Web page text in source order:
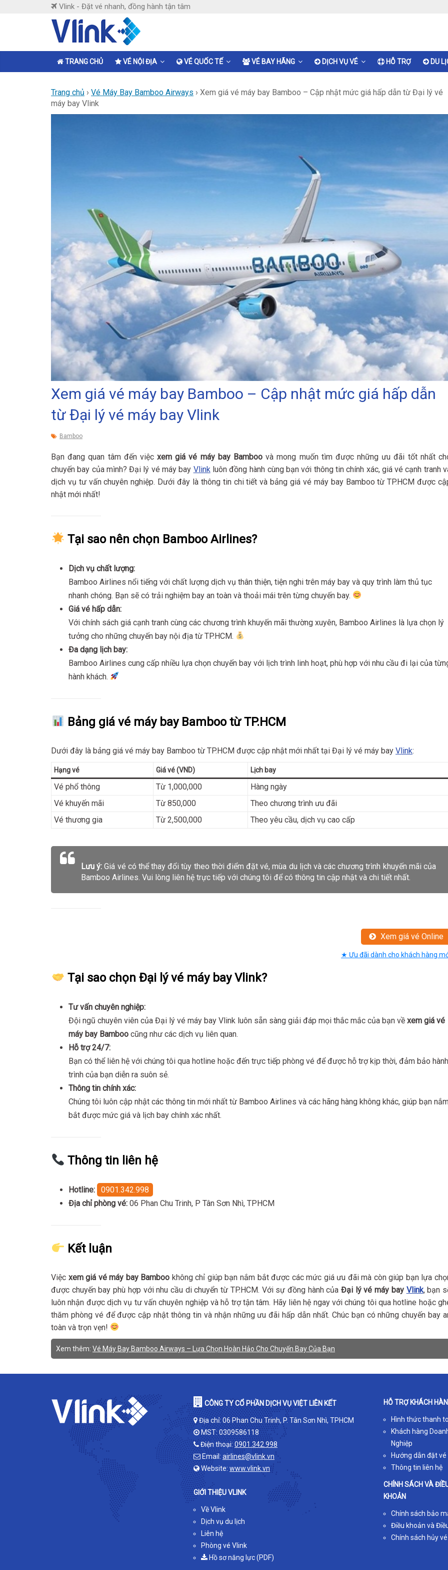
Vlink - Đặt vé nhanh, đồng hành tận tâm
Vlink
Đặt
vé
đồng
hành
TRANG CHỦ VÉ NỘI ĐỊA VÉ QUỐC TẾ VÉ BAY HÃNG DỊCH VỤ VÉ HỖ TRỢ DU
Trang chủ › Vé Máy Bay Bamboo Airways › Xem giá vé máy bay Bamboo – Cập nhật mức giá hấp dẫn từ Đại lý vé
máy bay Vlink
Xem giá vé máy bay Bamboo – Cập nhật mức giá hấp dẫn
từ Đại lý vé máy bay Vlink
Bamboo
Bạn đang quan tâm đến việcxem giá vé máy bay Bamboo và mong muốn tìm được những ưu đãi tốt nhất
chuyến bay của mình? Đại lý vé máy bay Vlinkluôn đồng hành cùng bạn với thông tin chính xác, giá vé cạnh tranh
dịch vụ tư vấn chuyên nghiệp. Dưới đây là thông tin chi tiết và bảng giá vé máy bay Bamboo từ TP.HCM được
nhật mới nhất!
Tại sao nên chọn Bamboo Airlines?
Dịch vụ chất lượng:
Bamboo Airlines nổi tiếng với chất lượng dịch vụ thân thiện, tiện nghi trên máy bay và quy trình làm thủ tục
nhanh chóng. Bạn sẽ có trải nghiệm bay an toàn và thoải mái trên từng chuyến bay.
Giá vé hấp dẫn:
Với chính sách giá cạnh tranh cùng các chương trình khuyến mãi thường xuyên, Bamboo Airlines là lựa chọn lý
tưởng cho những chuyến bay nội địa từ TP.HCM.
Đa dạng lịch bay:
Bamboo Airlines cung cấp nhiều lựa chọn chuyến bay với lịch trình linh hoạt, phù hợp với nhu cầu đi lại của
hành khách.
Bảng giá vé máy bay Bamboo từ TP.HCM
Dưới đây là bảng giá vé máy bay Bamboo từ TP.HCM được cập nhật mới nhất tại Đại lý vé máy bay Vlink:
Hạng vé Giá vé (VND) Lịch bay
Vé phổ thông Từ 1,000,000
Hàng ngày
Vé khuyến mãi
Từ 850,000
Theo chương trình ưu đãi
Vé thương gia
Từ 2,500,000 Theo yêu cầu, dịch vụ cao cấp
Lưu ý: Giá vé có thể thay đổi tùy theo thời điểm đặt vé, mùa du lịch và các chương trình khuyến mãi của
Bamboo Airlines. Vui lòng liên hệ trực tiếp với chúng tôi để có thông tin cập nhật và chi tiết nhất.
Xem giá vé Online
★ Ưu đãi dành cho khách hàng
Tại sao chọn Đại lý vé máy bay Vlink?
Tư vấn chuyên nghiệp:
Đội ngũ chuyên viên của Đại lý vé máy bay Vlink luôn sẵn sàng giải đáp mọi thắc mắc của bạn về xem giá vé
máy bay Bamboo cũng như các dịch vụ liên quan.
Hỗ trợ 24/7:
Bạn có thể liên hệ với chúng tôi qua hotline hoặc đến trực tiếp phòng vé để được hỗ trợ kịp thời, đảm bảo hành
trình của bạn diễn ra suôn sẻ.
Thông tin chính xác:
Chúng tôi luôn cập nhật các thông tin mới nhất từ Bamboo Airlines và các hãng hàng không khác, giúp bạn
bắt được mức giá và lịch bay chính xác nhất.
Thông tin liên hệ
Hotline:
0901.342.998
Địa chỉ phòng vé: 06 Phan Chu Trinh, P Tân Sơn Nhì, TPHCM
Kết luận
Việc xem giá vé máy bay Bamboo không chỉ giúp bạn nắm bắt được các mức giá ưu đãi mà còn giúp bạn lựa
được chuyến bay phù hợp với nhu cầu di chuyển từ TP.HCM. Với sự đồng hành củaĐại lý vé máy bay Vlink, bạn
luôn nhận được dịch vụ tư vấn chuyên nghiệp và hỗ trợ tận tâm. Hãy liên hệ ngay với chúng tôi qua hotline hoặc
thăm phòng vé để được cập nhật thông tin và nhận những ưu đãi hấp dẫn nhất. Chúc bạn có những chuyến bay
toàn và trọn vẹn!
Xem thêm: Vé Máy Bay Bamboo Airways – Lựa Chọn Hoàn Hảo Cho Chuyến Bay Của Bạn
CÔNG TY CỔ PHẦN DỊCH VỤ VIỆT LIÊN KẾT
Địa chỉ: 06 Phan Chu Trinh, P. Tân Sơn Nhì, TPHCM
MST: 0309586118
Điện thoại: 0901.342.998
Email: airlines@vlink.vn
Website: www.vlink.vn
GIỚI THIỆU VLINK
Về Vlink
Dịch vụ du lịch
Liên hệ
Phòng vé Vlink
Hồ sơ năng lực (PDF)
HỖ TRỢ KHÁCH
Hình thức thanh
Khách hàng
Nghiệp
Hướng dẫn đặt vé
Thông tin liên hệ
CHÍNH SÁCH VÀ
KHOẢN
Chính sách bảo
Điều khoản và
Chính sách hủy vé